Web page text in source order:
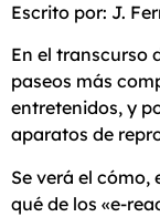
Escrito por: J.
En el transcurso
paseos más
entretenidos, y
aparatos de
Se verá el
qué de los «e-